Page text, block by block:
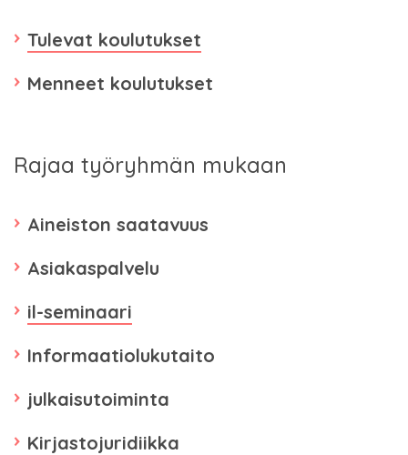
Tulevat koulutukset
Menneet koulutukset
Rajaa työryhmän mukaan
Aineiston saatavuus
Asiakaspalvelu
il-seminaari
Informaatiolukutaito
julkaisutoiminta
Kirjastojuridiikka